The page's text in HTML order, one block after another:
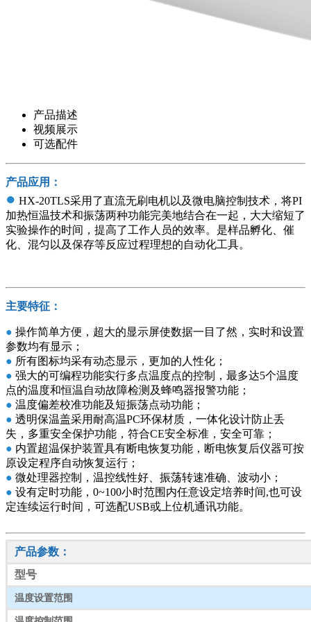
产品描述
视频展示
可选配件
产品应用：
● HX-20TLS采用了直流无刷电机以及微电脑控制技术，将PI
加热恒温技术和振荡两种功能完美地结合在一起，大大缩短了
实验操作的时间，提高了工作人员的效率。是样品孵化、催
化、混匀以及保存等反应过程理想的自动化工具。
主要特征：
● 操作简单方便，超大的显示屏使数据一目了然，实时和设置
参数均有显示；
● 所有图标均采有动态显示，更加的人性化；
● 强大的可编程功能实行多点温度点的控制，最多达5个温度
点的温度和恒温自动故障检测及蜂鸣器报警功能；
● 温度偏差校准功能及短振荡点动功能；
● 透明保温盖采用耐高温PC环保材质，一体化设计防止丢
失，多重安全保护功能，符合CE安全标准，安全可靠；
● 内置超温保护装置具有断电恢复功能，断电恢复后仪器可按
原设定程序自动恢复运行；
● 微处理器控制，温控线性好、振荡转速准确、波动小；
● 设有定时功能，0~100小时范围内任意设定培养时间,也可设
定连续运行时间，可选配USB或上位机通讯功能。
产品参数：
型号
温度设置范围